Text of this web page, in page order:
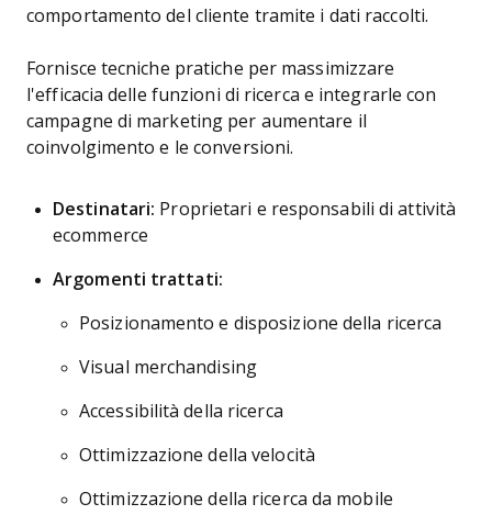
comportamento del cliente tramite i dati raccolti.
Fornisce tecniche pratiche per massimizzare
l'efficacia delle funzioni di ricerca e integrarle con
campagne di marketing per aumentare il
coinvolgimento e le conversioni.
Destinatari: Proprietari e responsabili di attività
ecommerce
Argomenti trattati:
Posizionamento e disposizione della ricerca
Visual merchandising
Accessibilità della ricerca
Ottimizzazione della velocità
Ottimizzazione della ricerca da mobile